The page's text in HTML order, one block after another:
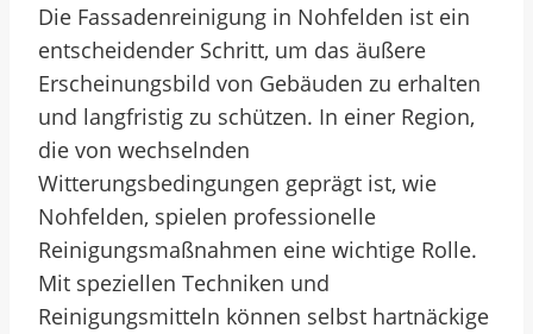
Die Fassadenreinigung in Nohfelden ist ein
entscheidender Schritt, um das äußere
Erscheinungsbild von Gebäuden zu erhalten
und langfristig zu schützen. In einer Region,
die von wechselnden
Witterungsbedingungen geprägt ist, wie
Nohfelden, spielen professionelle
Reinigungsmaßnahmen eine wichtige Rolle.
Mit speziellen Techniken und
Reinigungsmitteln können selbst hartnäckige